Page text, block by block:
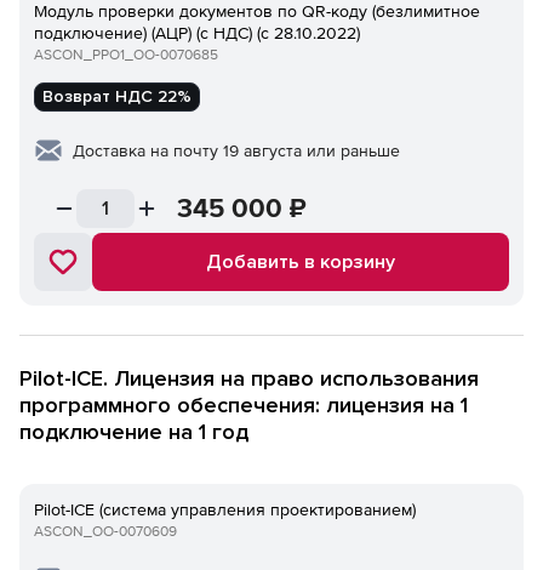
Модуль проверки документов по QR-коду (безлимитное
подключение) (АЦР) (с НДС) (с 28.10.2022)
ASCON_PPO1_ОО-0070685
Возврат НДС 22%
Доставка на почту 19 августа или раньше
345 000 ₽
Добавить в корзину
Pilot-ICE. Лицензия на право использования
программного обеспечения: лицензия на 1
подключение на 1 год
Pilot-ICE (система управления проектированием)
ASCON_ОО-0070609